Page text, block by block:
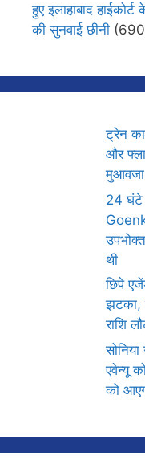
हुए इलाहाबाद
की सुनवाई छीनी
ट्रेन
और
24 घंटे
थी
छिपे
झटका,
राशि
एवेन्यू
को